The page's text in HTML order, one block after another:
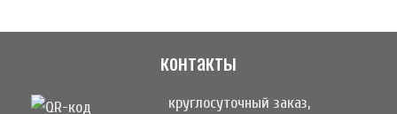
контакты
круглосуточный заказ,